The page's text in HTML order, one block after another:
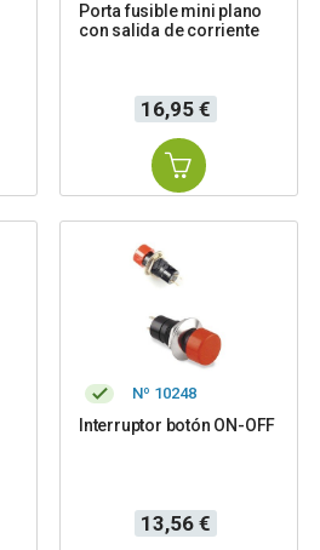
Porta fusible mini plano
con salida de corriente
Precio
16,95 €
Nº 10248
Interruptor botón ON-OFF
Precio
13,56 €